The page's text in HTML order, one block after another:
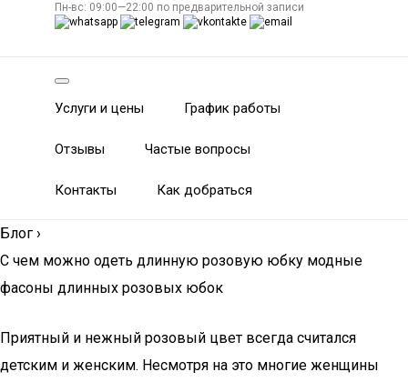
Пн-вс: 09:00—22:00 по предварительной записи
Услуги и цены График работы
Отзывы Частые вопросы
Контакты Как добраться
Блог ›
С чем можно одеть длинную розовую юбку модные
фасоны длинных розовых юбок
Приятный и нежный розовый цвет всегда считался
детским и женским. Несмотря на это многие женщины